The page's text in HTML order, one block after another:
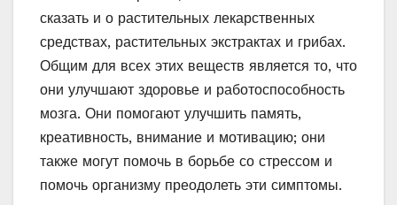
сказать и о растительных лекарственных
средствах, растительных экстрактах и ​​грибах.
Общим для всех этих веществ является то, что
они улучшают здоровье и работоспособность
мозга. Они помогают улучшить память,
креативность, внимание и мотивацию; они
также могут помочь в борьбе со стрессом и
помочь организму преодолеть эти симптомы.